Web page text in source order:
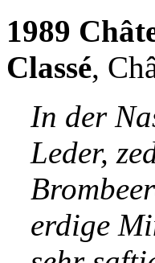
1989
Classé,
In der
Leder,
erdige